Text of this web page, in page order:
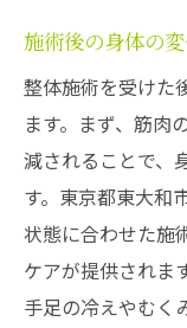
免疫力
リラクゼー
ストレ
法
心と体
施術中
リラク
施術後の身体の
整体施術を受けた
ます。まず、筋肉
減されることで、
す。東京都東大和
状態に合わせた施
ケアが提供されま
手足の冷えやむく